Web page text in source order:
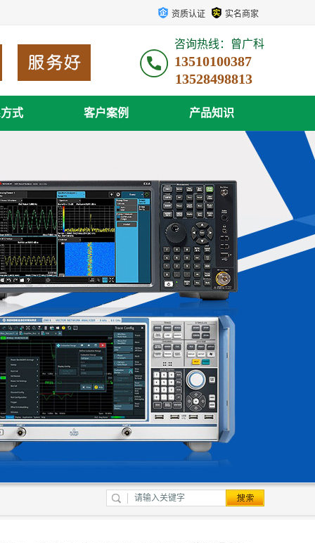
资质认证 实名商家
咨询热线：曾广科
13510100387
式 客户案例 产品知识